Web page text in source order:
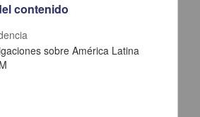
contenido
sobre América Latina